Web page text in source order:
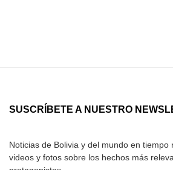
SUSCRÍBETE A NUESTRO
Noticias de Bolivia y del mundo en tiempo
videos y fotos sobre los hechos más